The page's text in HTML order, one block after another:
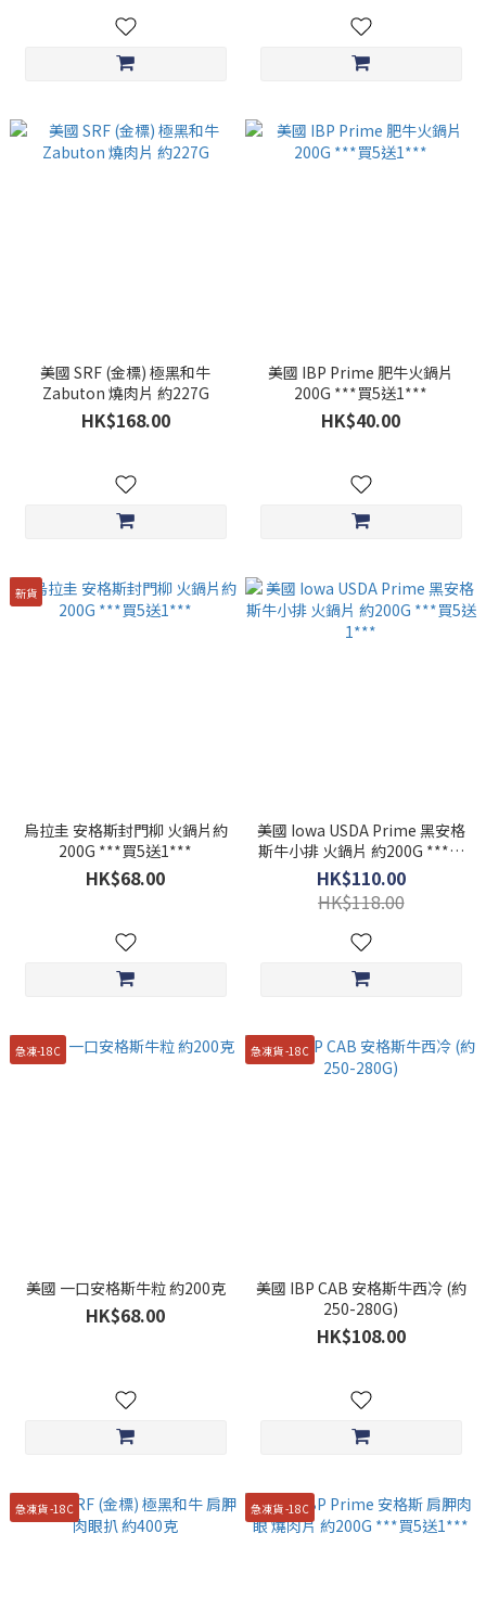
美國 SRF (金標) 極黑和牛
Zabuton 燒肉片 約227G
HK$168.00
美國 IBP Prime 肥牛火鍋片
200G ***買5送1***
HK$40.00
新貨
烏拉圭 安格斯封門柳 火鍋片約
200G ***買5送1***
HK$68.00
美國 Iowa USDA Prime 黑安格
斯牛小排 火鍋片 約200G ***買
5送1***
HK$110.00
HK$118.00
急凍-18C
美國 一口安格斯牛粒 約200克
HK$68.00
急凍貨 -18C
美國 IBP CAB 安格斯牛西冷 (約
250-280G)
HK$108.00
急凍貨 -18C 急凍貨 -18C